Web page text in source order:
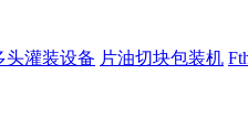
头灌装设备 片油切块包装机